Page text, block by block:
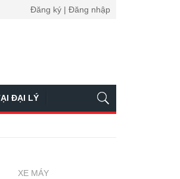
Đăng ký | Đăng nhập
ĐẠI LÝ
XE MÁY